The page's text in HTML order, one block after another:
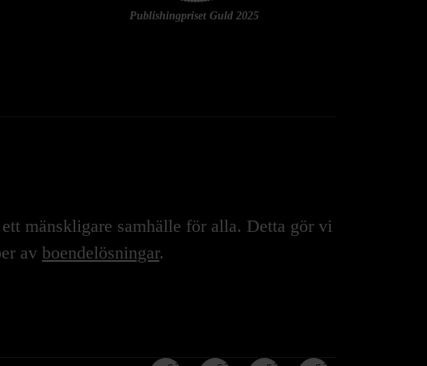
Publishingpriset Guld 2025
mänskligare samhälle för alla. Detta gör vi
av boendelösningar.